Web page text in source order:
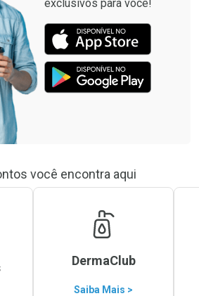
exclusivos para você!
você encontra aqui
DermaClub
Saiba Mais >